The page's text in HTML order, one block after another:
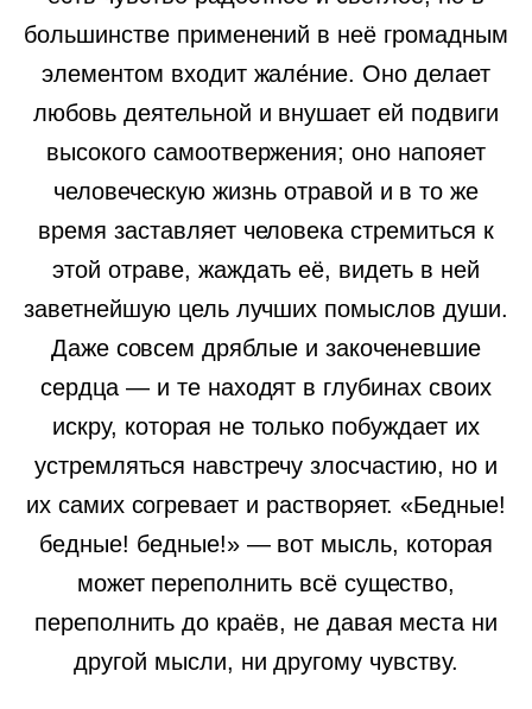
большинстве применений в неё громадным
элементом входит жале́ние. Оно делает
любовь деятельной и внушает ей подвиги
высокого самоотвержения; оно напояет
человеческую жизнь отравой и в то же
время заставляет человека стремиться к
этой отраве, жаждать её, видеть в ней
заветнейшую цель лучших помыслов души.
Даже совсем дряблые и закоченевшие
сердца — и те находят в глубинах своих
искру, которая не только побуждает их
устремляться навстречу злосчастию, но и
их самих согревает и растворяет. «Бедные!
бедные! бедные!» — вот мысль, которая
может переполнить всё существо,
переполнить до краёв, не давая места ни
другой мысли, ни другому чувству.